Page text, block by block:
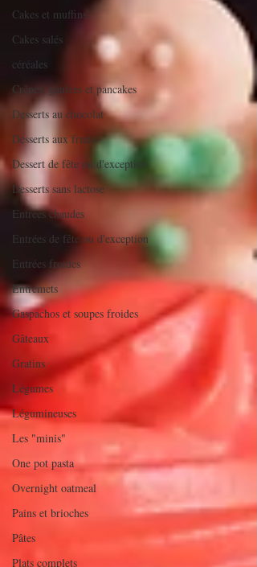
Cakes et muffins
Cakes salés
céréales
Crêpes, gaufres et pancakes
Desserts au chocolat
Desserts aux fruits
Dessert de fête ou d'exception
Desserts sans lactose
Entrées chaudes
Entrées de fête ou d'exception
Entrées froides
Entremets
Gaspachos et soupes froides
Gâteaux
Gratins
Légumes
Légumineuses
Les "minis"
One pot pasta
Overnight oatmeal
Pains et brioches
Pâtes
Plats complets